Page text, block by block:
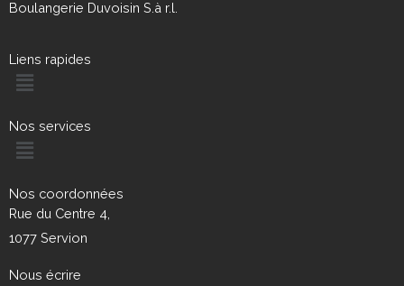
Boulangerie Duvoisin S.à r.l.
Liens rapides
Menu
Nos services
Menu
Nos coordonnées
Rue du Centre 4,
1077 Servion
Nous écrire